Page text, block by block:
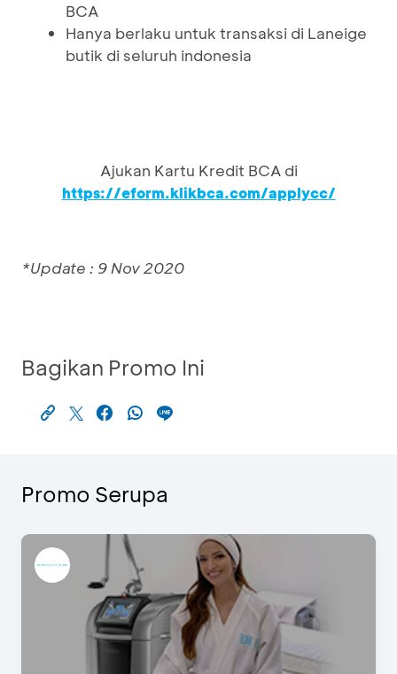
BCA
Hanya berlaku untuk transaksi di Laneige
butik di seluruh indonesia
Ajukan Kartu Kredit BCA di
https://eform.klikbca.com/applycc/
*Update : 9 Nov 2020
Bagikan Promo Ini
Promo Serupa